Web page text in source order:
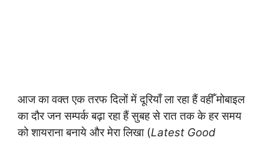
आज का वक्त एक तरफ दिलों में दूरियाँ ला रहा हैं वहीँ मोबाइल
का दौर जन सम्पर्क बढ़ा रहा हैं सुबह से रात तक के हर समय
को शायराना बनाये और मेरा लिखा (Latest Good